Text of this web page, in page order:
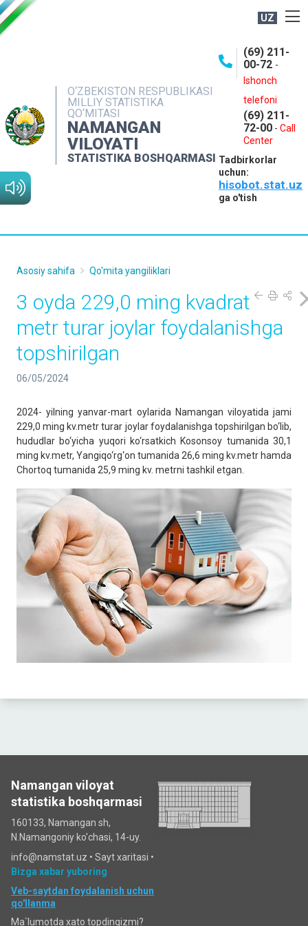
UZ
O‘ZBEKISTON RESPUBLIKASI
MILLIY STATISTIKA
QO‘MITASI
NAMANGAN
VILOYATI
STATISTIKA BOSHQARMASI
(69) 211-
00-72 -
Ishonch
telefoni
(69) 211-
72-00 - Call
Center
Tadbirkorlar
uchun:
hisobot.stat.uz
ga o'tish
NASHRLAR
INTERAKTIV XIZMATLAR
MATBUOT XIZMATI
MUROJAATLAR
Asosiy sahifa Qo'mita yangiliklari
3 oyda 229,0 ming kvadrat
metr turar joylar foydalanishga
topshirilgan
06/05/2024
2024- yilning yanvar-mart oylarida Namangan viloyatida jami
229,0 ming kv.metr turar joylar foydalanishga topshirilgan bo‘lib,
hududlar bo‘yicha yuqori ko‘rsatkich Kosonsoy tumanida 30,1
ming kv.metr, Yangiqo‘rg‘on tumanida 26,6 ming kv.metr hamda
Chortoq tumanida 25,9 ming kv. metrni tashkil etgan.
Namangan viloyat
statistika boshqarmasi
160133, Namangan sh,
N.Namangoniy ko'chasi, 14-uy.
info@namstat.uz • Sayt xaritasi •
Bizga xabar yuboring
Veb-saytdan foydalanish uchun
qo'llanma
Ma`lumotda xato topdingizmi?